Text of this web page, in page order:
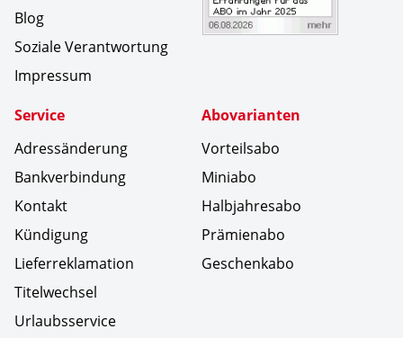
Blog
Soziale Verantwortung
Impressum
Service
Adressänderung
Bankverbindung
Kontakt
Kündigung
Lieferreklamation
Titelwechsel
Urlaubsservice
Abovarianten
Vorteilsabo
Miniabo
Halbjahresabo
Prämienabo
Geschenkabo